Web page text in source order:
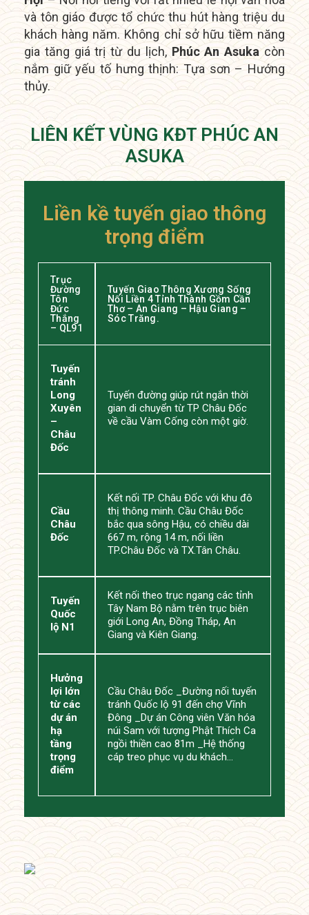
và tôn giáo được tổ chức thu hút hàng triệu du
khách hàng năm.Không chỉ sở hữu tiềm năng
gia tăng giá trị từ du lịch, Phúc An Asukacòn
nắm giữ yếu tố hưng thịnh: Tựa sơn – Hướng
thủy.
LIÊN KẾT VÙNG KĐT PHÚC AN
ASUKA
Liền kề tuyến giao thông
trọng điểm
Trục
Đường
Tôn
Đức
Thắng
– QL91
Tuyến Giao Thông Xương Sống
Nối Liền 4 Tỉnh Thành Gồm Cần
Thơ – An Giang – Hậu Giang –
Sóc Trăng.
Tuyến
tránh
Long
Xuyên
–
Châu
Đốc
Tuyến đường giúp rút ngắn thời
gian di chuyển từ TP Châu Đốc
về cầu Vàm Cống còn một giờ.
Cầu
Châu
Đốc
Kết nối TP. Châu Đốc với khu đô
thị thông minh. Cầu Châu Đốc
bắc qua sông Hậu, có chiều dài
667 m, rộng 14 m, nối liền
TP.Châu Đốc và TX.Tân Châu.
Tuyến
Quốc
lộ N1
Kết nối theo trục ngang các tỉnh
Tây Nam Bộ nằm trên trục biên
giới Long An, Đồng Tháp, An
Giang và Kiên Giang.
Hưởng
lợi lớn
từ các
dự án
hạ
tầng
trọng
điểm
Cầu Châu Đốc _Đường nối tuyến
tránh Quốc lộ 91 đến chợ Vĩnh
Đông _Dự án Công viên Văn hóa
núi Sam với tượng Phật Thích Ca
ngồi thiền cao 81m _Hệ thống
cáp treo phục vụ du khách…